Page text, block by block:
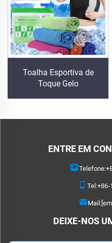
Toalha Esportiva de
Toque Gelo
ENTRE EM
Telefone:
Tel:+86-
Mail:
DEIXE-NOS